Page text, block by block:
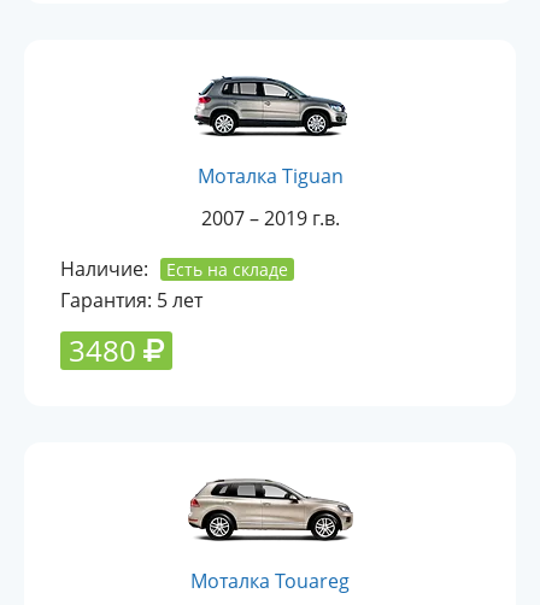
Моталка Tiguan
2007 – 2019 г.в.
Наличие:
Есть на складе
Гарантия: 5 лет
3480
Моталка Touareg